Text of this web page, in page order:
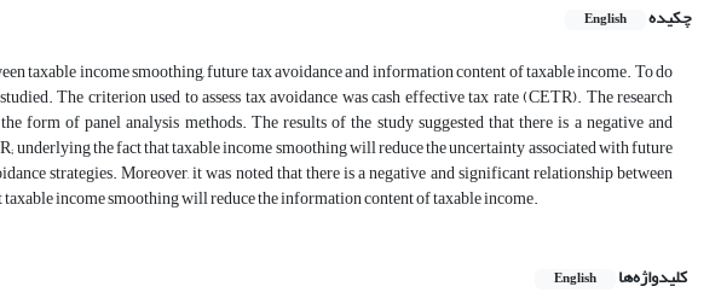
چکیده
English
taxable income smoothing, future tax avoidance and information content of taxable income. To do
The criterion used to assess tax avoidance was cash effective tax rate (CETR). The research
form of panel analysis methods. The results of the study suggested that there is a negative and
underlying the fact that taxable income smoothing will reduce the uncertainty associated with future
strategies. Moreover, it was noted that there is a negative and significant relationship between
income smoothing will reduce the information content of taxable income.
کلیدواژه‌ها English